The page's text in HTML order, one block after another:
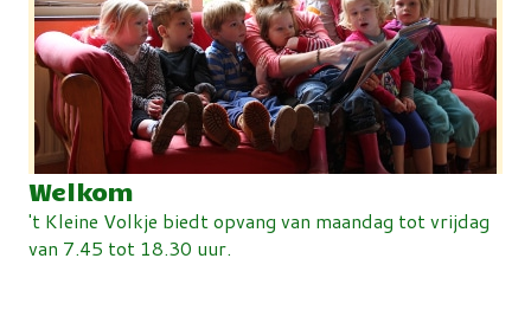
Welkom
't Kleine Volkje biedt opvang van maandag tot vrijdag
van 7.45 tot 18.30 uur.